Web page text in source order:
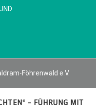
Föhrenwald e.V.
– FÜHRUNG MIT